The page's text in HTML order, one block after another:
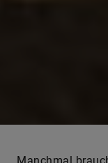
Manchmal
Bereits 1981